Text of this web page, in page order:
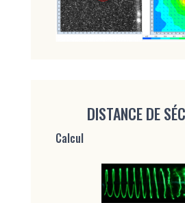
DISTANCE DE
Calcul